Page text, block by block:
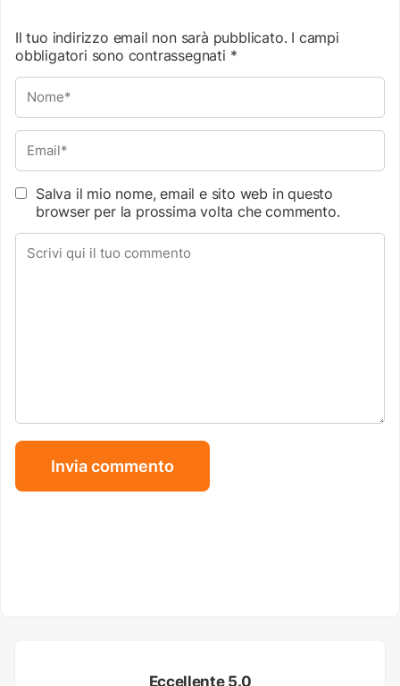
Il tuo indirizzo email non sarà pubblicato. I campi
obbligatori sono contrassegnati *
Salva il mio nome, email e sito web in questo
browser per la prossima volta che commento.
Eccellente 5.0